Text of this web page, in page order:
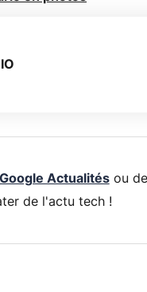
Google Actualitésou de
de l'actu tech !